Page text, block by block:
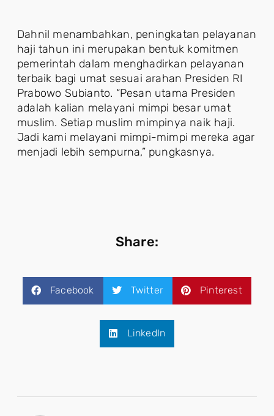
Dahnil menambahkan, peningkatan pelayanan
haji tahun ini merupakan bentuk komitmen
pemerintah dalam menghadirkan pelayanan
terbaik bagi umat sesuai arahan Presiden RI
Prabowo Subianto. “Pesan utama Presiden
adalah kalian melayani mimpi besar umat
muslim. Setiap muslim mimpinya naik haji.
Jadi kami melayani mimpi-mimpi mereka agar
menjadi lebih sempurna,” pungkasnya.
Share:
Facebook Twitter Pinterest
LinkedIn